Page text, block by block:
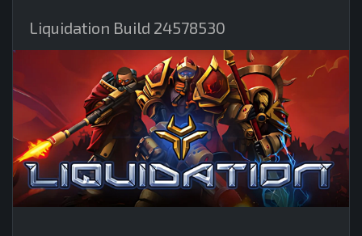
Liquidation Build 24578530